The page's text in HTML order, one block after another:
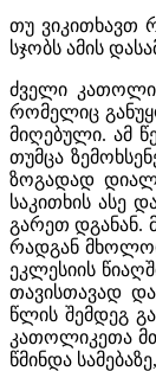
თუ ვიკითხავთ
სჯობს ამის
ძველი
რომელიც
მიღებული. ამ
თუმცა
ზოგადად
საკითხის ასე
გარეთ დგანან.
რადგან
ეკლესიის
თავისთავად
წლის შემდეგ
კათოლიკეთა
წმინდა